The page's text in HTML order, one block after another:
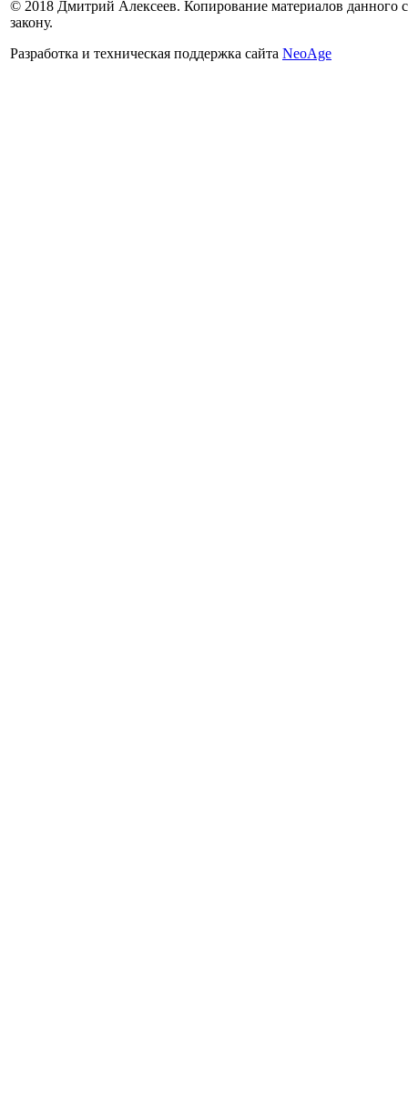
© 2018 Дмитрий Алексеев. Копирование материалов данного
закону.
Разработка и техническая поддержка сайта NeoAge